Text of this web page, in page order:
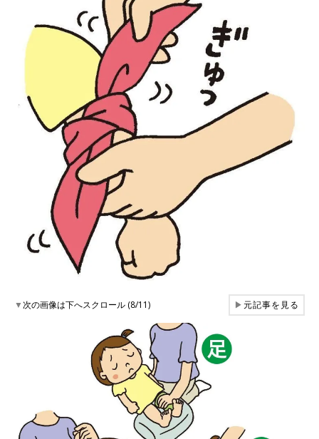
▼次の画像は下へスクロール (8/11) ▶元記事を見る